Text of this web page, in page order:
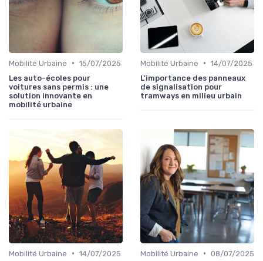
Mobilité Urbaine • 15/07/2025
Les auto-écoles pour
voitures sans permis : une
solution innovante en
mobilité urbaine
Mobilité Urbaine • 14/07/2025
L'importance des panneaux
de signalisation pour
tramways en milieu urbain
Mobilité Urbaine • 14/07/2025
Mobilité Urbaine • 08/07/2025